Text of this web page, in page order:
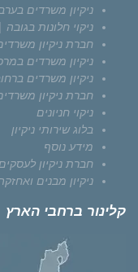
ניקיון משרדים בערב
ניקוי חלונות בגובה
חברת ניקיון
ניקיון משרדים
ניקיון משרדים
חברת ניקיון
ניקוי חניונים
בלוג שירותי ניקיון
מידע נוסף
חברת ניקיון לעסקים
ניקיון מבנים
קלינור ברחבי הארץ